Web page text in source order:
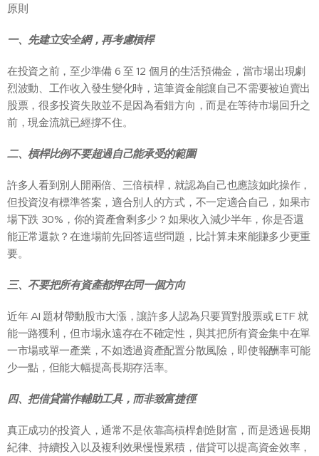
原則
一、先建立安全網，再考慮槓桿
在投資之前，至少準備 6 至 12 個月的生活預備金，當市場出現劇
烈波動、工作收入發生變化時，這筆資金能讓自己不需要被迫賣出
股票，很多投資失敗並不是因為看錯方向，而是在等待市場回升之
前，現金流就已經撐不住。
二、槓桿比例不要超過自己能承受的範圍
許多人看到別人開兩倍、三倍槓桿，就認為自己也應該如此操作，
但投資沒有標準答案，適合別人的方式，不一定適合自己，如果市
場下跌 30%，你的資產會剩多少？如果收入減少半年，你是否還
能正常還款？在進場前先回答這些問題，比計算未來能賺多少更重
要。
三、不要把所有資產都押在同一個方向
近年 AI 題材帶動股市大漲，讓許多人認為只要買對股票或 ETF 就
能一路獲利，但市場永遠存在不確定性，與其把所有資金集中在單
一市場或單一產業，不如透過資產配置分散風險，即使報酬率可能
少一點，但能大幅提高長期存活率。
四、把借貸當作輔助工具，而非致富捷徑
真正成功的投資人，通常不是依靠高槓桿創造財富，而是透過長期
紀律、持續投入以及複利效果慢慢累積，借貸可以提高資金效率，